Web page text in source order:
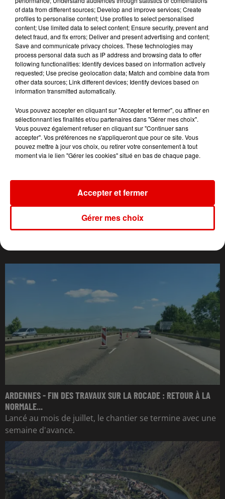
THE WHISPERS
And The Beat Goes
On
CHILOO
Y'a Moi
CHARLOTTE CARDIN
The Way We Touch
ARDENNES - FIN DES TRAVAUX SUR LA ROCADE : RETOUR À LA
NORMALE...
Lancé au mois de juillet, le chantier se termine avec une
semaine d'avance.
of data from different sources; Develop and improve services; Create
profiles to personalise content; Use profiles to select personalised
content; Use limited data to select content; Ensure security, prevent and
detect fraud, and fix errors; Deliver and present advertising and content;
Save and communicate privacy choices. These technologies may
process personal data such as IP address and browsing data to offer
following functionalities: Identify devices based on information actively
requested; Use precise geolocation data; Match and combine data from
other data sources; Link different devices; Identify devices based on
information transmitted automatically.
Vous pouvez accepter en cliquant sur "Accepter et fermer", ou affiner en
sélectionnant les finalités et/ou partenaires dans "Gérer mes choix".
Vous pouvez également refuser en cliquant sur "Continuer sans
accepter". Vos préférences ne s'appliqueront que pour ce site. Vous
pouvez mettre à jour vos choix, ou retirer votre consentement à tout
moment via le lien "Gérer les cookies" situé en bas de chaque page.
Gérer mes choix
Accepter et fermer